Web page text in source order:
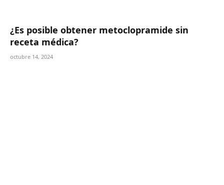
¿Es posible obtener metoclopramide sin
receta médica?
octubre 14, 2024